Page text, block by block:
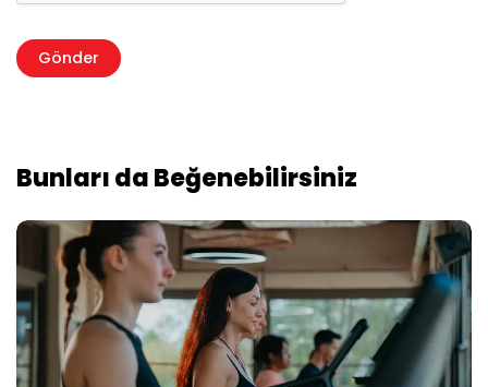
Bunları da Beğenebilirsiniz